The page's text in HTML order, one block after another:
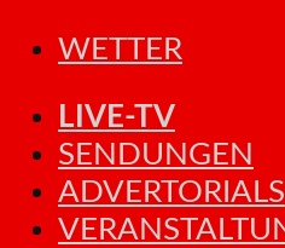
WETTER
LIVE-TV
SENDUNGEN
ADVERTORIALS